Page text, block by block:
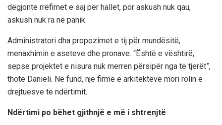
dëgjonte rrëfimet e saj për hallet, por askush nuk qau,
askush nuk ra në panik.
Administratori dha propozimet e tij për mundësitë,
menaxhimin e aseteve dhe pronave. “Është e vështirë,
sepse projektet e nisura nuk merren përsipër nga të tjerët”,
thotë Danieli. Në fund, një firmë e arkitektëve mori rolin e
drejtuesve të ndërtimit.
Ndërtimi po bëhet gjithnjë e më i shtrenjtë